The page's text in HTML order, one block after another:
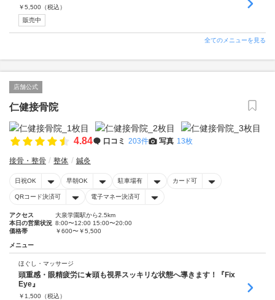
￥5,500 （税込）
販売中
全てのメニューを見る
店舗公式
仁健接骨院
4.84 口コミ 203件 写真 13枚
接骨・整骨 整体 鍼灸
日祝OK 早朝OK 駐車場有 カード可
QRコード決済可 電子マネー決済可
アクセス
大泉学園駅から2.5km
本日の営業状況 8:00〜12:00 15:00〜20:00
価格帯
￥600〜￥5,500
メニュー
ほぐし・マッサージ
頭重感・眼精疲労に★頭も視界スッキリな状態へ導きます！『Fix
Eye』
￥ 1,500 （税込）